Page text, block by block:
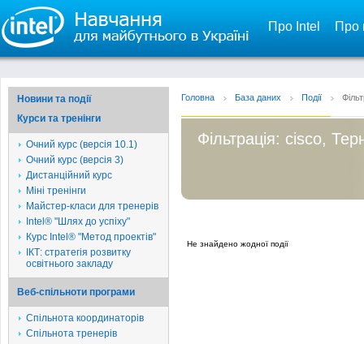
Про Intel Про
Новини та події
Курси та тренінги
Очний курс (версія 10.1)
Очний курс (версія 3)
Дистанційний курс
Міні тренінги
Майстер-класи для тренерів
Intel® "Шлях до успіху"
Курс Intel® "Метод проектів"
ІКТ: стратегія розвитку
освітнього закладу
Веб-спільноти програми
Спільнота координаторів
Спільнота тренерів
Головна База даних Події
Фільтрація: cisco,
Не знайдено жодної події